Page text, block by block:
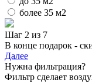
более 35 м2
Шаг 2 из 7
В конце подарок -
Далее
Нужна фильтрация?
Фильтр сделает